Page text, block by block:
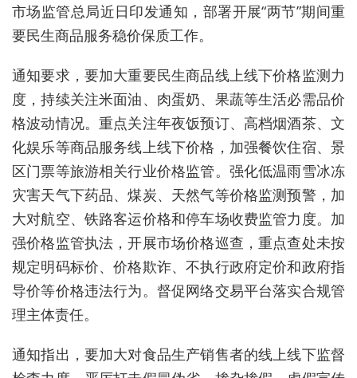
市场监管总局近日印发通知，部署开展“两节”期间重
要民生商品服务稳价保质工作。
通知要求，要加大重要民生商品线上线下价格监测力
度，持续关注米面油、肉蛋奶、果蔬等生活必需品价
格波动情况。重点关注年夜饭预订、高档烟酒茶、文
化娱乐等商品服务线上线下价格，加强餐饮住宿、景
区门票等旅游相关行业价格监管。强化低温雨雪冰冻
灾害天气下药品、煤炭、天然气等价格监测预警，加
大对航空、铁路客运价格和停车场收费监管力度。加
强价格监管执法，开展市场价格巡查，重点查处未按
规定明码标价、价格欺诈、不执行政府定价和政府指
导价等价格违法行为。督促网络交易平台落实合规管
理主体责任。
通知指出，要加大对食品生产销售者的线上线下监督